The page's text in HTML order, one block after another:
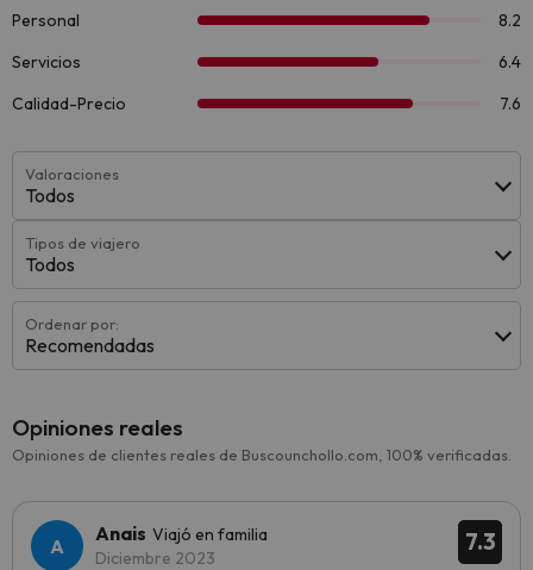
Valoraciones
Todos
Tipos de viajero
Todos
Ordenar por:
Recomendadas
Opiniones reales
Opiniones de clientes reales de Buscounchollo.com, 100% verificadas.
7.3
Anais Viajó en familia
Diciembre 2023